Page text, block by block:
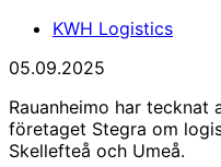
KWH Logistics
05.09.2025
Rauanheimo har tecknat
företaget Stegra om
Skellefteå och Umeå.